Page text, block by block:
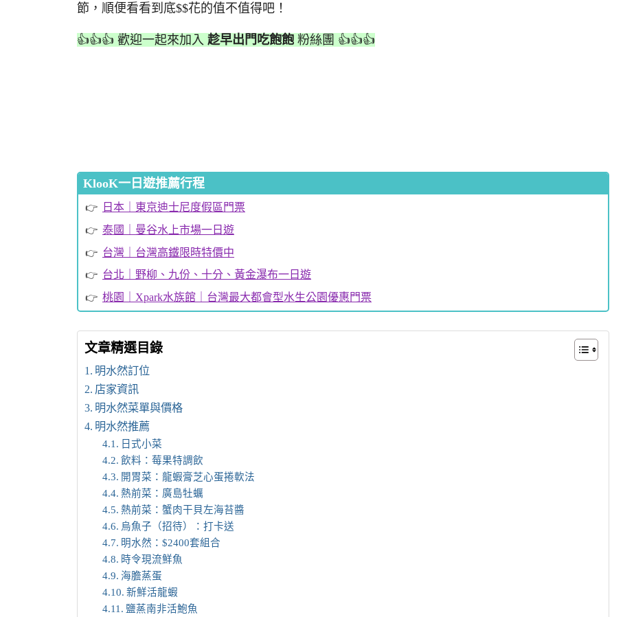
節，順便看看到底$$花的值不值得吧！
👍👍👍 歡迎一起來加入 趁早出門吃飽飽 粉絲團 👍👍👍
KlooK一日遊推薦行程
日本｜東京迪士尼度假區門票
泰國｜曼谷水上市場一日遊
台灣｜台灣高鐵限時特價中
台北｜野柳、九份、十分、黃金瀑布一日遊
桃園｜Xpark水族館｜台灣最大都會型水生公園優惠門票
文章精選目錄
明水然訂位
店家資訊
明水然菜單與價格
明水然推薦
日式小菜
飲料：莓果特調飲
開胃菜：龍蝦膏芝心蛋捲軟法
熱前菜：廣島牡蠣
熱前菜：蟹肉干貝左海苔醬
烏魚子（招待）：打卡送
明水然：$2400套組合
時令現流鮮魚
海膽蒸蛋
新鮮活龍蝦
鹽蒸南非活鮑魚